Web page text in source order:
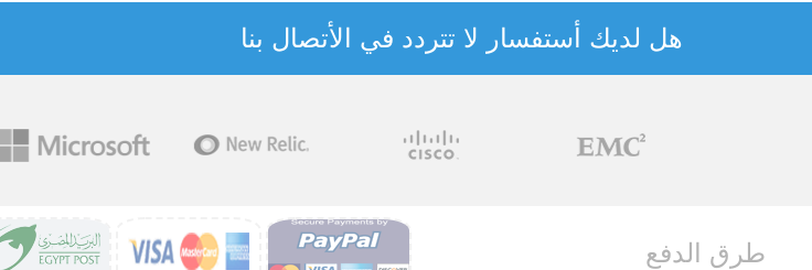
هل لديك أستفسار لا تتردد في الأتصال بنا
طرق الدفع